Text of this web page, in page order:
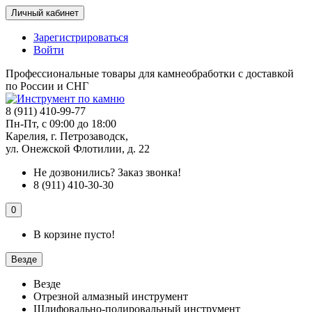
Личный кабинет
Зарегистрироваться
Войти
Профессиональные товары для камнеобработки с доставкой
по России и СНГ
8 (911) 410-99-77
Пн-Пт, с 09:00 до 18:00
Карелия, г. Петрозаводск,
ул. Онежской Флотилии, д. 22
Не дозвонились? Заказ звонка!
8 (911) 410-30-30
0
В корзине пусто!
Везде
Везде
Отрезной алмазный инструмент
Шлифовально-полировальный инструмент